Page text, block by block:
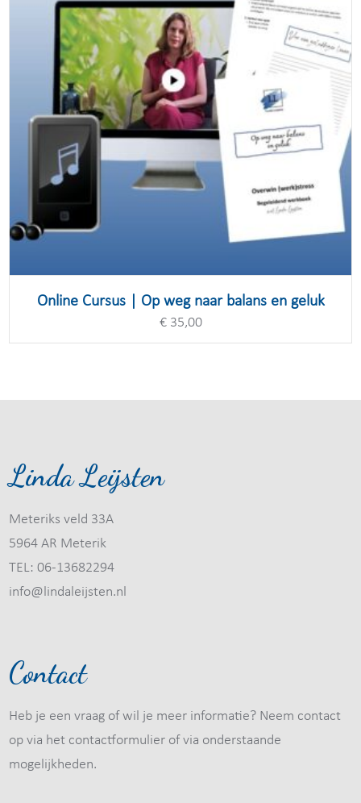
Online Cursus | Op weg naar balans en geluk
€35,00
Linda Leijsten
Meteriks veld 33A
5964 AR Meterik
TEL: 06-13682294
info@lindaleijsten.nl
Contact
Heb je een vraag of wil je meer informatie? Neem contact
op via het contactformulier of via onderstaande
mogelijkheden.